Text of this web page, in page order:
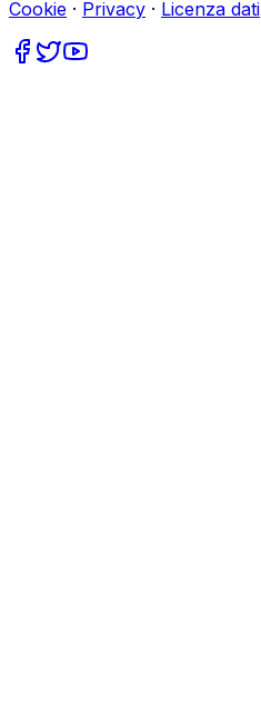
Cookie · Privacy · Licenza dati